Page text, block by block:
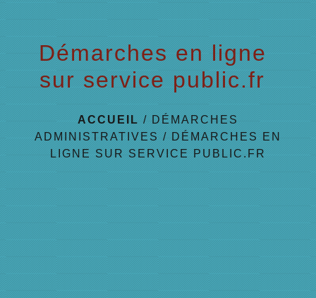
Démarches en ligne
sur service public.fr
ACCUEIL / DÉMARCHES
ADMINISTRATIVES / DÉMARCHES EN
LIGNE SUR SERVICE PUBLIC.FR